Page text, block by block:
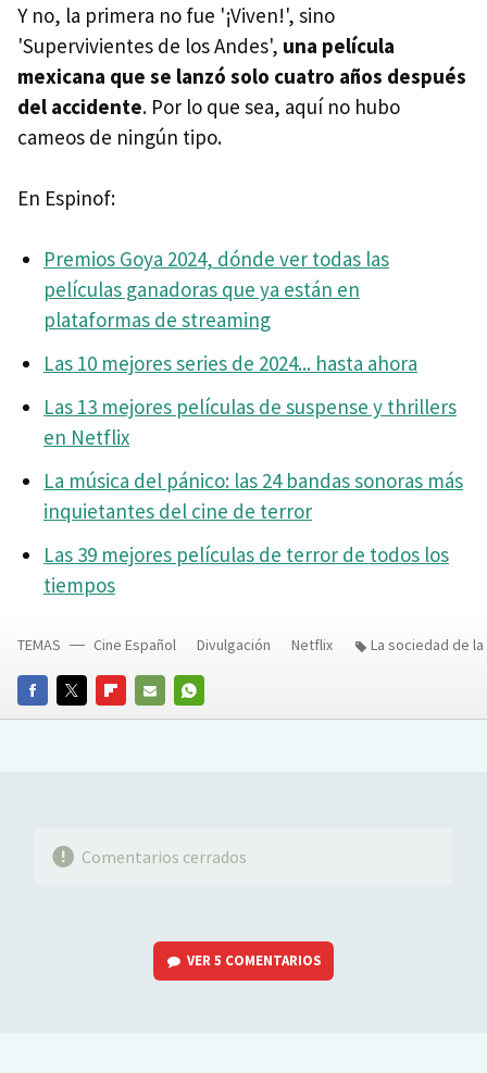
Y no, la primera no fue '¡Viven!', sino
'Supervivientes de los Andes', una película
mexicana que se lanzó solo cuatro años después
del accidente. Por lo que sea, aquí no hubo
cameos de ningún tipo.
En Espinof:
Premios Goya 2024, dónde ver todas las
películas ganadoras que ya están en
plataformas de streaming
Las 10 mejores series de 2024... hasta ahora
Las 13 mejores películas de suspense y thrillers
en Netflix
La música del pánico: las 24 bandas sonoras más
inquietantes del cine de terror
Las 39 mejores películas de terror de todos los
tiempos
FACEBOOKTWITTERFLIPBOARD
E-
WHATSAPP
TEMAS Cine Español Divulgación Netflix La sociedad de
Comentarios cerrados
VER5 COMENTARIOS